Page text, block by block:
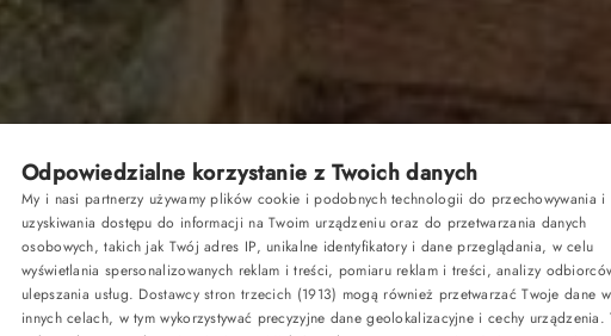
Pakiety
Kup voucher
Odpowiedzialne korzystanie z Twoich danych
My i nasi partnerzy używamy plików cookie i podobnych technologii do przechowywania i
uzyskiwania dostępu do informacji na Twoim urządzeniu oraz do przetwarzania danych
osobowych, takich jak Twój adres IP, unikalne identyfikatory i dane przeglądania, w celu
wyświetlania spersonalizowanych reklam i treści, pomiaru reklam i treści, analizy
ulepszania usług. Dostawcy stron trzecich (1913) mogą również przetwarzać Twoje dane
innych celach, w tym wykorzystywać precyzyjne dane geolokalizacyjne i cechy urządzenia.